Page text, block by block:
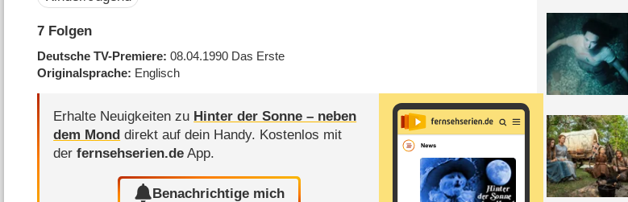
7 Folgen
Deutsche TV-Premiere 08.04.1990 Das Erste
Originalsprache Englisch
Erhalte Neuigkeiten zu Hinter der Sonne – neben
dem Mond direkt auf dein Handy. Kostenlos mit
derfernsehserien.de App.
Benachrichtige mich